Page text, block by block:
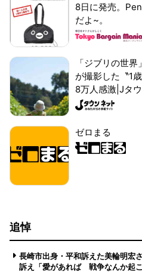
8日に発売。
だよ~。
「ジブリの世
が撮影した〝1
8万人感激|Jタ
ゼロまる
追悼
長崎市出身・平和訴えた美輪明
訴え「愛があれば 戦争なんか起こ